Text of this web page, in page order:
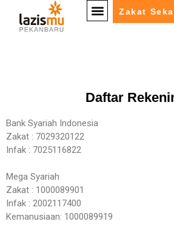
Zakat
Daftar
Bank Syariah Indonesia
Zakat : 7029320122
Infak : 7025116822
Mega Syariah
Zakat : 1000089901
Infak : 2002117400
Kemanusiaan: 1000089919